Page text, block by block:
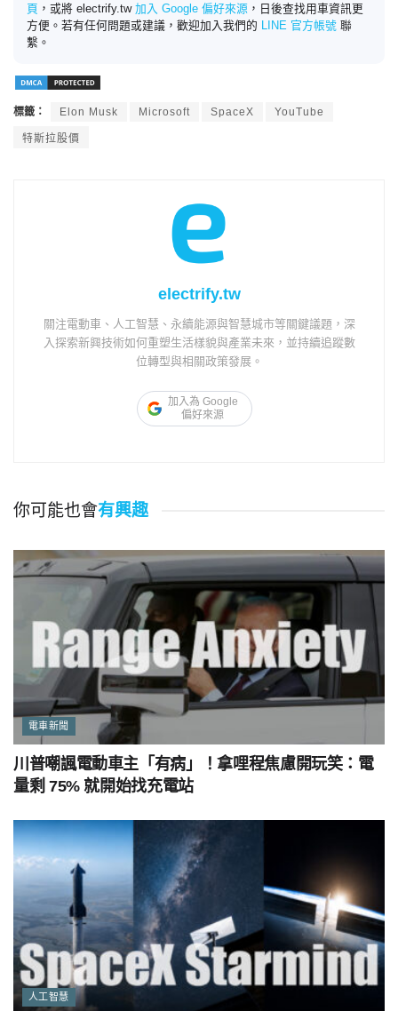
頁 ，或將 electrify.tw 加入 Google 偏好來源 ，日後查找用車資訊更
方便。若有任何問題或建議，歡迎加入我們的 LINE 官方帳號 聯
繫。
標籤： Elon Musk Microsoft SpaceX YouTube
特斯拉股價
electrify.tw
關注電動車、人工智慧、永續能源與智慧城市等關鍵議題，深
入探索新興技術如何重塑生活樣貌與產業未來，並持續追蹤數
位轉型與相關政策發展。
加入為 Google
偏好來源
你可能也會有興趣
電車新聞
川普嘲諷電動車主「有病」！拿哩程焦慮開玩笑：電
量剩 75% 就開始找充電站
人工智慧